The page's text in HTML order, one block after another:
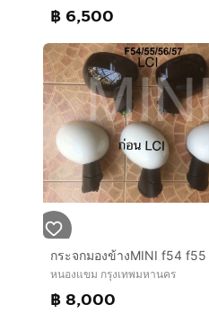
฿ 6,500
หนองแขม กรุงเทพมหานคร
฿ 8,000